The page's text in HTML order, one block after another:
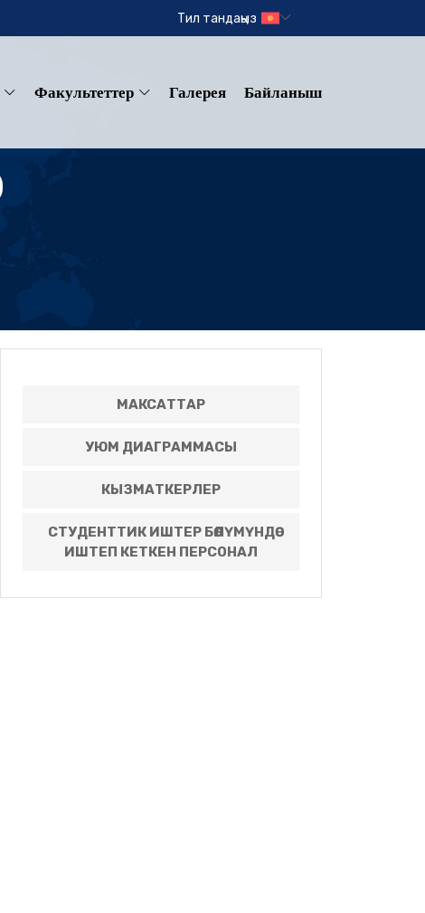
Тил тандаңыз
Факультеттер Галерея Байланыш
МАКСАТТАР
УЮМ ДИАГРАММАСЫ
КЫЗМАТКЕРЛЕР
СТУДЕНТТИК ИШТЕР БӨЛҮМҮНДӨ
ИШТЕП КЕТКЕН ПЕРСОНАЛ